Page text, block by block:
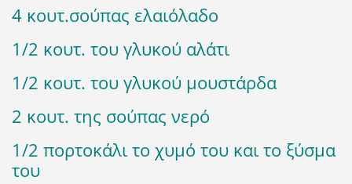
4 κουτ.σούπας ελαιόλαδο
1/2 κουτ. του γλυκού αλάτι
1/2 κουτ. του γλυκού μουστάρδα
2 κουτ. της σούπας νερό
1/2 πορτοκάλι το χυμό του και το ξύσμα
του